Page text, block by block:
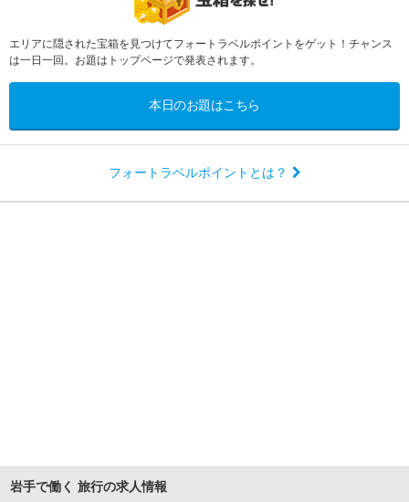
エリアに隠された宝箱を見つけてフォートラベルポイントをゲット！チャンス
は一日一回。お題はトップページで発表されます。
本日のお題はこちら
フォートラベルポイントとは？
岩手で働く 旅行の求人情報